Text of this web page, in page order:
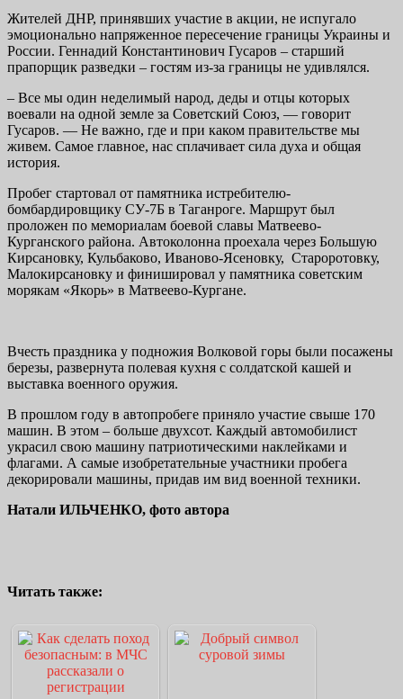
Жителей ДНР, принявших участие в акции, не испугало
эмоционально напряженное пересечение границы Украины и
России. Геннадий Константинович Гусаров – старший
прапорщик разведки – гостям из-за границы не удивлялся.
– Все мы один неделимый народ, деды и отцы которых
воевали на одной земле за Советский Союз, — говорит
Гусаров. — Не важно, где и при каком правительстве мы
живем. Самое главное, нас сплачивает сила духа и общая
история.
Пробег стартовал от памятника истребителю-
бомбардировщику СУ-7Б в Таганроге. Маршрут был
проложен по мемориалам боевой славы Матвеево-
Курганского района. Автоколонна проехала через Большую
Кирсановку, Кульбаково, Иваново-Ясеновку, Староротовку,
Малокирсановку и финишировал у памятника советским
морякам «Якорь» в Матвеево-Кургане.
Вчесть праздника у подножия Волковой горы были посажены
березы, развернута полевая кухня с солдатской кашей и
выставка военного оружия.
В прошлом году в автопробеге приняло участие свыше 170
машин. В этом – больше двухсот. Каждый автомобилист
украсил свою машину патриотическими наклейками и
флагами. А самые изобретательные участники пробега
декорировали машины, придав им вид военной техники.
Натали ИЛЬЧЕНКО, фото автора
Читать также: